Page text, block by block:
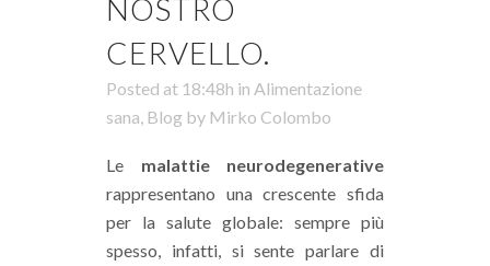
NOSTRO
CERVELLO.
Posted at 18:48h in Alimentazione
sana, Blog by Mirko Colombo
Le malattie neurodegenerative
rappresentano una crescente sfida
per la salute globale: sempre più
spesso, infatti, si sente parlare di